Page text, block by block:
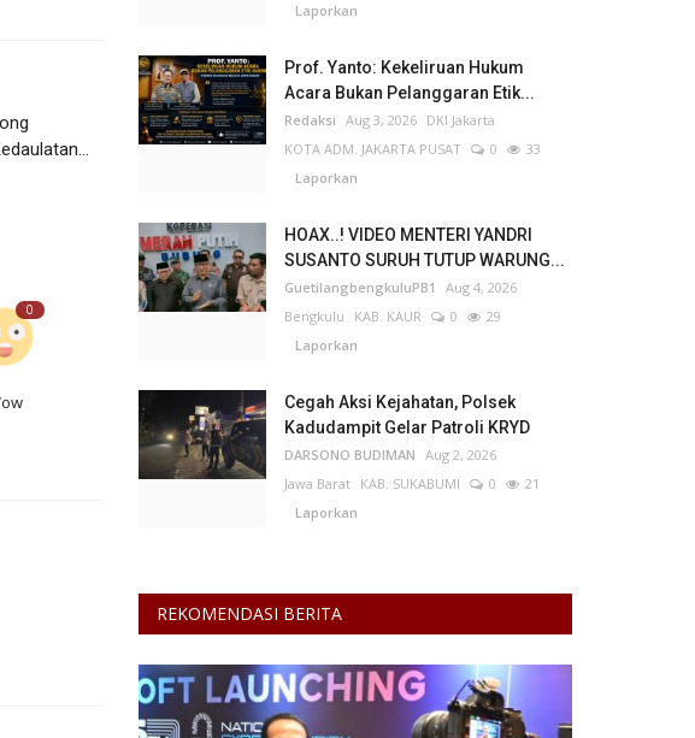
0
Laporkan
Prof. Yanto: Kekeliruan Hukum
Acara Bukan Pelanggaran Etik...
Redaksi Aug 3, 2026 DKI Jakarta
KOTA ADM. JAKARTA PUSAT
0
33
Laporkan
HOAX..! VIDEO MENTERI YANDRI
SUSANTO SURUH TUTUP WARUNG...
GuetilangbengkuluPB1
Aug 4, 2026
Bengkulu
KAB. KAUR 0
29
Laporkan
Cegah Aksi Kejahatan, Polsek
Kadudampit Gelar Patroli KRYD
DARSONO BUDIMAN Aug 2, 2026
Jawa Barat KAB. SUKABUMI 0
21
Laporkan
REKOMENDASI BERITA